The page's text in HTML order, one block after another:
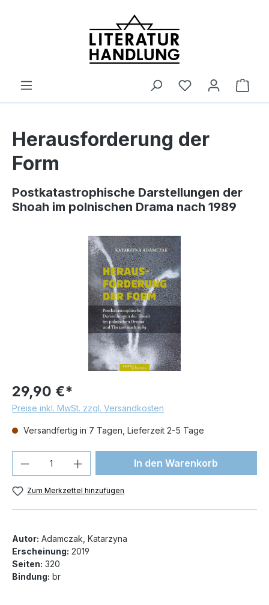
Herausforderung der
Form
Postkatastrophische Darstellungen der
Shoah im polnischen Drama nach 1989
Bildergalerie überspringen
29,90 €*
Preise inkl. MwSt. zzgl. Versandkosten
Versandfertig in 7 Tagen, Lieferzeit 2-5 Tage
Produkt Anzahl: Gib denIn den Warenkorb
Zum Merkzettel hinzufügen
Autor: Adamczak, Katarzyna
Erscheinung: 2019
Seiten: 320
Bindung: br